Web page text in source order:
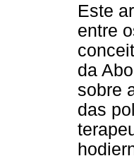
Este
entre
da
sobre
das